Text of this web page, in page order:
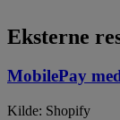
Eksterne
MobilePay
Kilde: Shopify